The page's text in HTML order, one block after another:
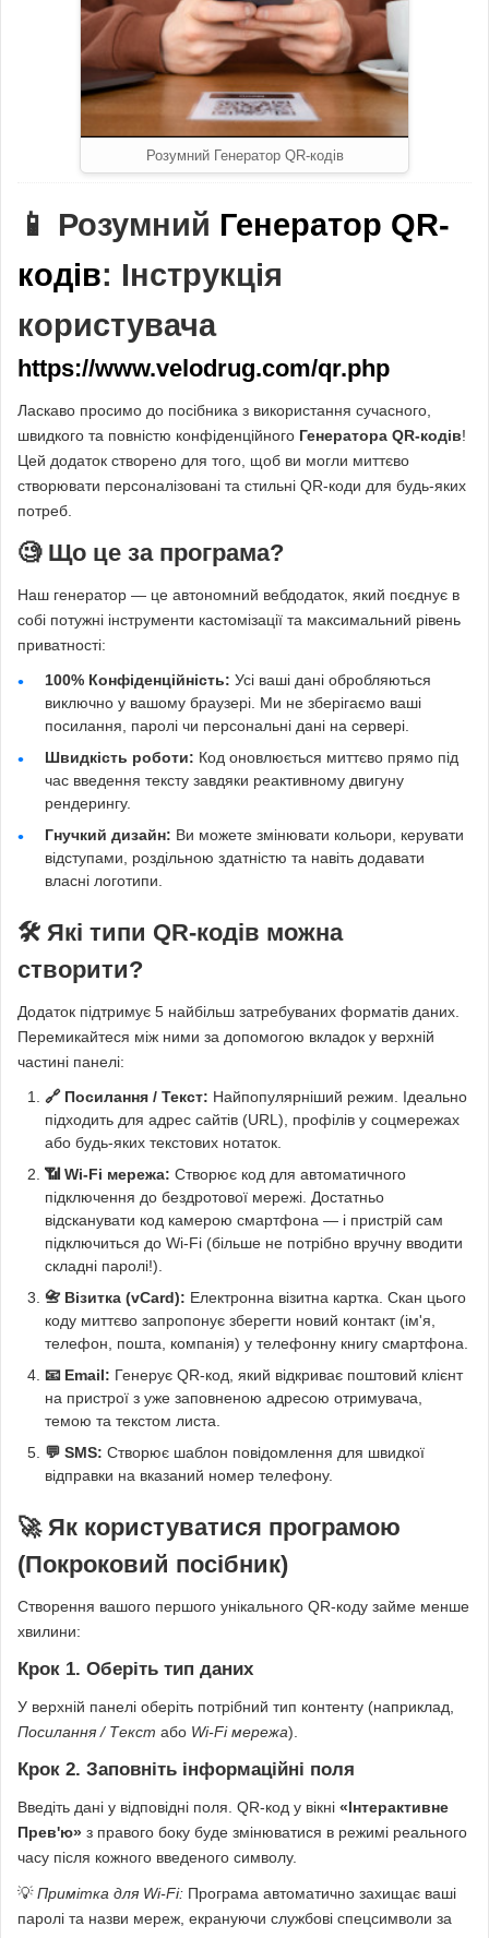
Розумний Генератор QR-кодів
📱 Розумний Генератор QR-
кодів: Інструкція
користувача
https://www.velodrug.com/qr.php
Ласкаво просимо до посібника з використання сучасного,
швидкого та повністю конфіденційного Генератора QR-кодів!
Цей додаток створено для того, щоб ви могли миттєво
створювати персоналізовані та стильні QR-коди для будь-яких
потреб.
🧐 Що це за програма?
Наш генератор — це автономний вебдодаток, який поєднує в
собі потужні інструменти кастомізації та максимальний рівень
приватності:
100% Конфіденційність: Усі ваші дані обробляються
виключно у вашому браузері. Ми не зберігаємо ваші
посилання, паролі чи персональні дані на сервері.
Швидкість роботи: Код оновлюється миттєво прямо під
час введення тексту завдяки реактивному двигуну
рендерингу.
Гнучкий дизайн: Ви можете змінювати кольори, керувати
відступами, роздільною здатністю та навіть додавати
власні логотипи.
🛠 Які типи QR-кодів можна
створити?
Додаток підтримує 5 найбільш затребуваних форматів даних.
Перемикайтеся між ними за допомогою вкладок у верхній
частині панелі:
🔗 Посилання / Текст: Найпопулярніший режим. Ідеально
підходить для адрес сайтів (URL), профілів у соцмережах
або будь-яких текстових нотаток.
📶 Wi-Fi мережа: Створює код для автоматичного
підключення до бездротової мережі. Достатньо
відсканувати код камерою смартфона — і пристрій сам
підключиться до Wi-Fi (більше не потрібно вручну вводити
складні паролі!).
📇 Візитка (vCard): Електронна візитна картка. Скан цього
коду миттєво запропонує зберегти новий контакт (ім'я,
телефон, пошта, компанія) у телефонну книгу смартфона.
📧 Email: Генерує QR-код, який відкриває поштовий клієнт
на пристрої з уже заповненою адресою отримувача,
темою та текстом листа.
💬 SMS: Створює шаблон повідомлення для швидкої
відправки на вказаний номер телефону.
🚀 Як користуватися програмою
(Покроковий посібник)
Створення вашого першого унікального QR-коду займе менше
хвилини:
Крок 1. Оберіть тип даних
У верхній панелі оберіть потрібний тип контенту (наприклад,
Посилання / Текст або Wi-Fi мережа).
Крок 2. Заповніть інформаційні поля
Введіть дані у відповідні поля. QR-код у вікні «Інтерактивне
Прев'ю» з правого боку буде змінюватися в режимі реального
часу після кожного введеного символу.
💡Примітка для Wi-Fi: Програма автоматично захищає ваші
паролі та назви мереж, екрануючи службові спецсимволи за